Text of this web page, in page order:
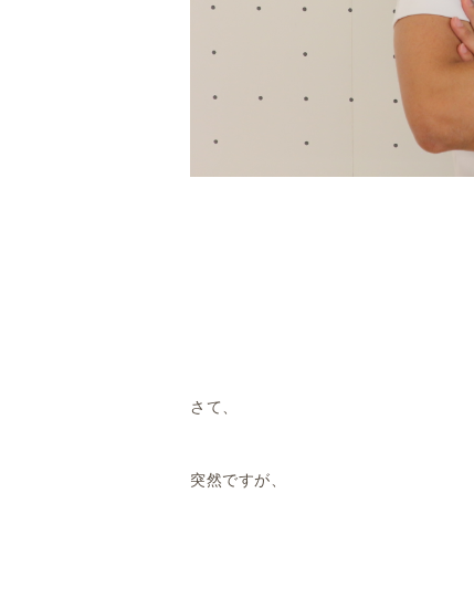
さて、
突然ですが、